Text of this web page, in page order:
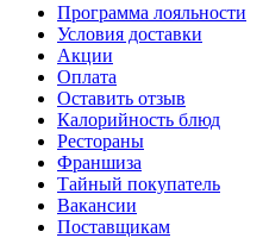
Программа лояльности
Условия доставки
Акции
Оплата
Оставить отзыв
Калорийность блюд
Рестораны
Франшиза
Тайный покупатель
Вакансии
Поставщикам